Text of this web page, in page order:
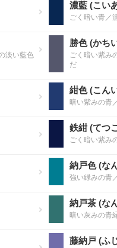
濃藍 (こい
ごく暗い青／
淡い藍色
勝色 (かち
ごく暗い紫み
だ
紺色 (こん
暗い紫みの青
鉄紺 (てつ
ごく暗い紫み
納戸色 (な
強い緑みの青
納戸茶 (な
暗い灰みの青
藤納戸 (ふ